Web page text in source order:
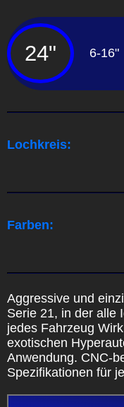
24" 6-16"
Lochkreis:
Farben:
Aggressive und
Serie 21, in der alle
jedes Fahrzeug
exotischen
Anwendung. CNC-
Spezifikationen für